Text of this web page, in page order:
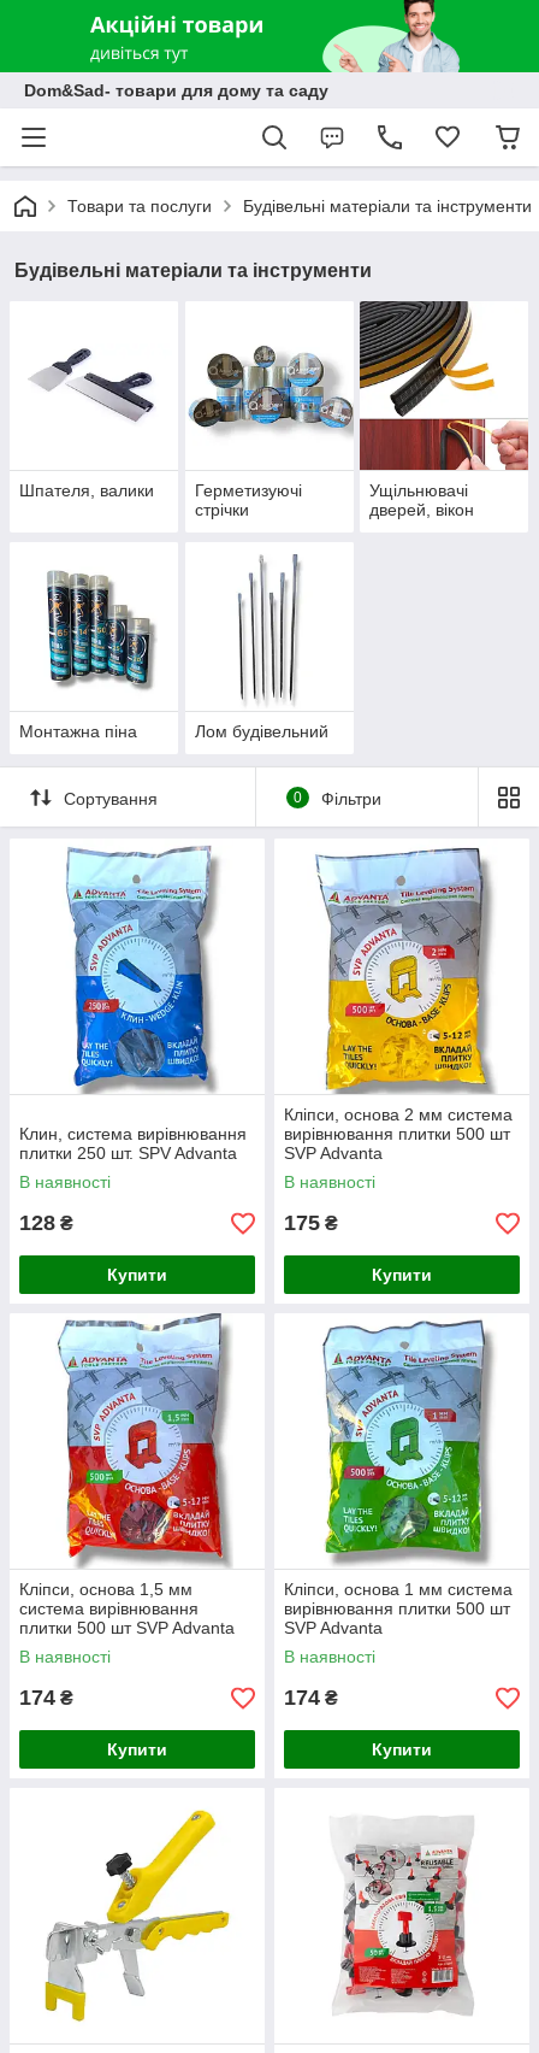
Dom&Sad- товари для дому та саду
Товари та послуги Будівельні матеріали та інструменти
Будівельні матеріали та інструменти
Шпателя, валики
Герметизуючі
стрічки
Ущільнювачі
дверей, вікон
Монтажна піна Лом будівельний
Сортування 0 Фільтри
Клин, система вирівнювання
плитки 250 шт. SPV Advanta
В наявності
128 ₴
Купити
Кліпси, основа 2 мм система
вирівнювання плитки 500 шт
SVP Advanta
В наявності
175 ₴
Купити
Кліпси, основа 1,5 мм
система вирівнювання
плитки 500 шт SVP Advanta
В наявності
174 ₴
Купити
Кліпси, основа 1 мм система
вирівнювання плитки 500 шт
SVP Advanta
В наявності
174 ₴
Купити